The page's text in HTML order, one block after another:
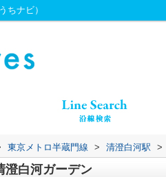
ちナビ）
東京メトロ半蔵門線 > 清澄白河駅 >
澄白河ガーデン